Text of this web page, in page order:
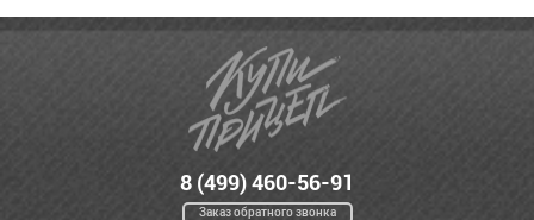
8 (499) 460-56-91
Заказ обратного звонка